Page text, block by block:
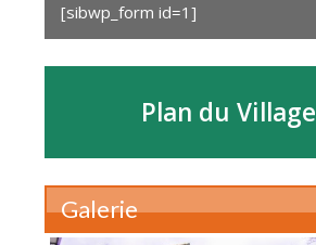
[sibwp_form id=1]
Plan du Village
Galerie